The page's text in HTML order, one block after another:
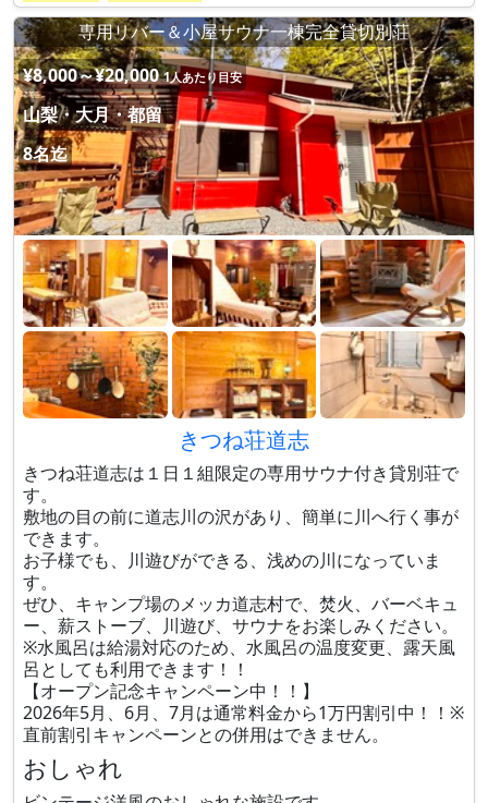
専用リバー＆小屋サウナ一棟完全貸切別荘
¥8,000～¥20,000 1人あたり目安
山梨・大月・都留
8名迄
きつね荘道志
きつね荘道志は１日１組限定の専用サウナ付き貸別荘で
す。
敷地の目の前に道志川の沢があり、簡単に川へ行く事が
できます。
お子様でも、川遊びができる、浅めの川になっていま
す。
ぜひ、キャンプ場のメッカ道志村で、焚火、バーベキュ
ー、薪ストーブ、川遊び、サウナをお楽しみください。
※水風呂は給湯対応のため、水風呂の温度変更​、露天風
呂としても利用できます！！
【オープン記念キャンペーン中！！】
​​2026年5月、6月、7月は通常料金から1万円割引中！！※
直前割引キャンペーンとの併用はできません。
おしゃれ